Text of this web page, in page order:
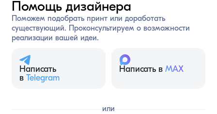
Помощь дизайнера
Поможем подобрать принт или доработать
существующий. Проконсультируем о возможности
реализации вашей идеи.
Написать
в Telegram
Написать в MAX
или